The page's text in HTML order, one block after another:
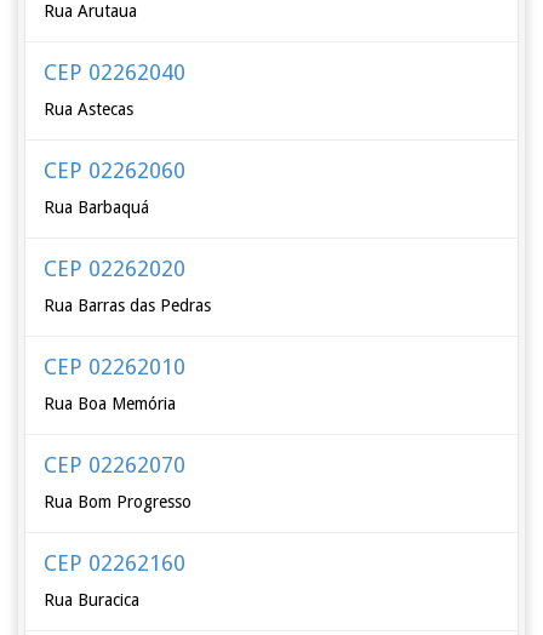
Rua Arutaua
CEP 02262040
Rua Astecas
CEP 02262060
Rua Barbaquá
CEP 02262020
Rua Barras das Pedras
CEP 02262010
Rua Boa Memória
CEP 02262070
Rua Bom Progresso
CEP 02262160
Rua Buracica